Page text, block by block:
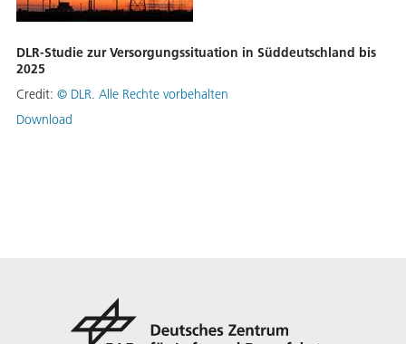
DLR-Studie zur Versorgungssituation in Süddeutschland bis
2025
Credit: © DLR. Alle Rechte vorbehalten
Download